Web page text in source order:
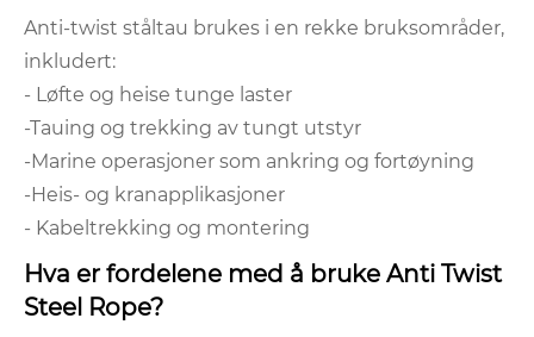
Anti-twist ståltau brukes i en rekke bruksområder,
inkludert:
- Løfte og heise tunge laster
-Tauing og trekking av tungt utstyr
-Marine operasjoner som ankring og fortøyning
-Heis- og kranapplikasjoner
- Kabeltrekking og montering
Hva er fordelene med å bruke Anti Twist
Steel Rope?